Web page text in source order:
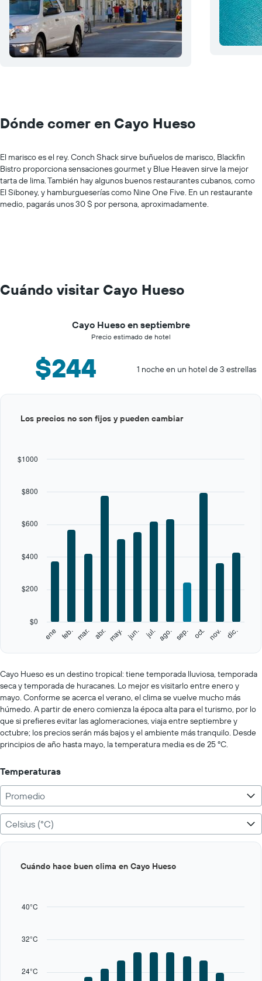
Dónde comer en Cayo Hueso
El marisco es el rey. Conch Shack sirve buñuelos de marisco, Blackfin
Bistro proporciona sensaciones gourmet y Blue Heaven sirve la mejor
tarta de lima. También hay algunos buenos restaurantes cubanos, como
El Siboney, y hamburgueserías como Nine One Five. En un restaurante
medio, pagarás unos 30 $ por persona, aproximadamente.
Cuándo visitar Cayo Hueso
Cayo Hueso en septiembre
Precio estimado de hotel
$244 1 noche en un hotel de 3 estrellas
Range:
categories.
values.
Range:
0
to
1000.
graphic.
ene feb. mar. abr. may. jun. jul. ago. sep. oct. nov. dic.
$0
$200
$400
$600
$800
$1000
Los precios no son fijos y pueden cambiar
interactive
Cayo Hueso es un destino tropical: tiene temporada lluviosa, temporada
seca y temporada de huracanes. Lo mejor es visitarlo entre enero y
mayo. Conforme se acerca el verano, el clima se vuelve mucho más
húmedo. A partir de enero comienza la época alta para el turismo, por lo
que si prefieres evitar las aglomeraciones, viaja entre septiembre y
octubre; los precios serán más bajos y el ambiente más tranquilo. Desde
principios de año hasta mayo, la temperatura media es de 25 ºC.
Temperaturas
Promedio
Celsius (°C)
graphic.
24°C
32°C
40°C
Cuándo hace buen clima en Cayo Hueso